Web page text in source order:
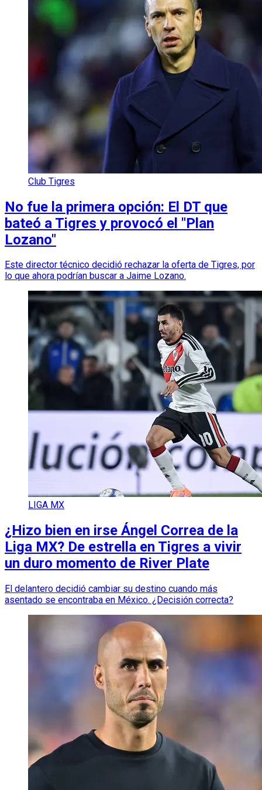
Club Tigres
No fue la primera opción: El DT que
bateó a Tigres y provocó el "Plan
Lozano"
Este director técnico decidió rechazar la oferta de Tigres, por
lo que ahora podrían buscar a Jaime Lozano.
LIGA MX
¿Hizo bien en irse Ángel Correa de la
Liga MX? De estrella en Tigres a vivir
un duro momento de River Plate
El delantero decidió cambiar su destino cuando más
asentado se encontraba en México. ¿Decisión correcta?